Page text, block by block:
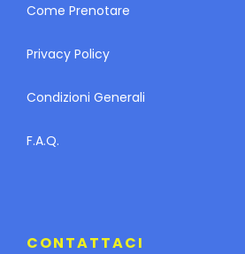
Come Prenotare
Privacy Policy
Condizioni Generali
F.A.Q.
CONTATTACI